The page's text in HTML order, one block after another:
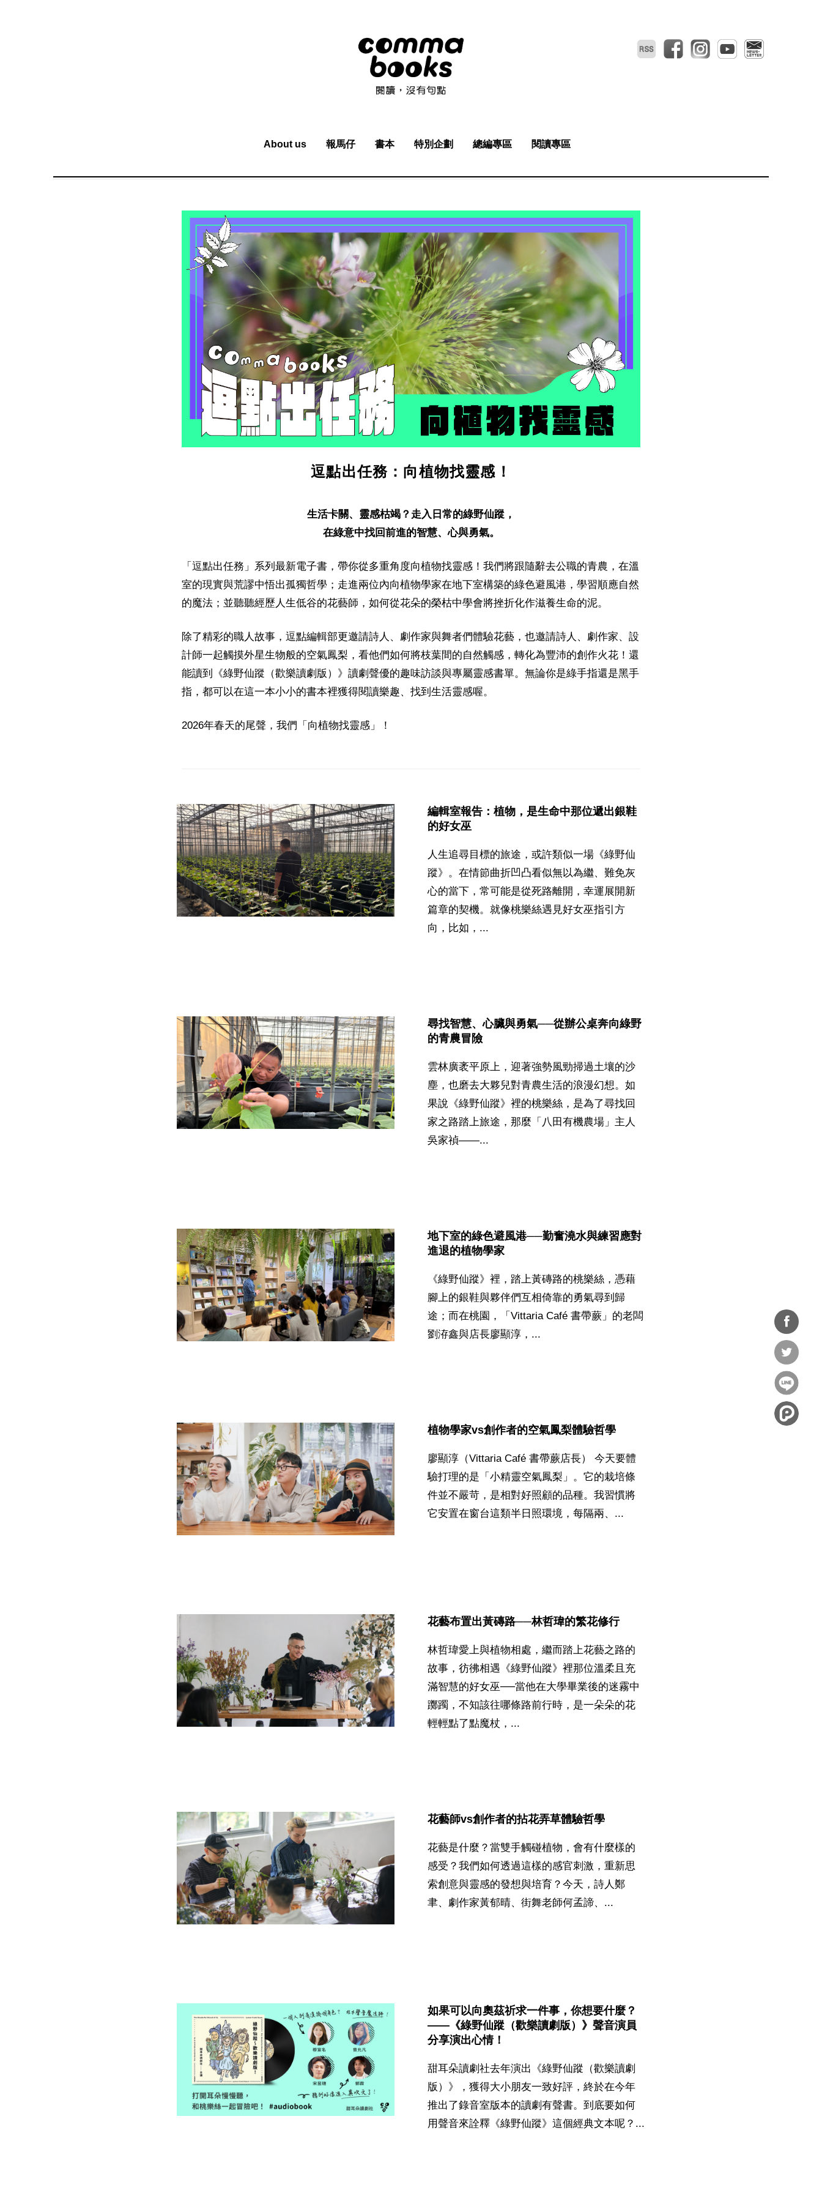
RSS facebookinstagramyoutube
About us 報馬仔 書本 特別企劃 總編專區 閱讀專區
逗點出任務：向植物找靈感！
生活卡關、靈感枯竭？走入日常的綠野仙蹤，
在綠意中找回前進的智慧、心與勇氣。
「逗點出任務」系列最新電子書，帶你從多重角度向植物找靈感！我們將跟隨辭去公職的青農，在溫
室的現實與荒謬中悟出孤獨哲學；走進兩位內向植物學家在地下室構築的綠色避風港，學習順應自然
的魔法；並聽聽經歷人生低谷的花藝師，如何從花朵的榮枯中學會將挫折化作滋養生命的泥。
除了精彩的職人故事，逗點編輯部更邀請詩人、劇作家與舞者們體驗花藝，也邀請詩人、劇作家、設
計師一起觸摸外星生物般的空氣鳳梨，看他們如何將枝葉間的自然觸感，轉化為豐沛的創作火花！還
能讀到《綠野仙蹤（歡樂讀劇版）》讀劇聲優的趣味訪談與專屬靈感書單。無論你是綠手指還是黑手
指，都可以在這一本小小的書本裡獲得閱讀樂趣、找到生活靈感喔。
2026年春天的尾聲，我們「向植物找靈感」！
分享
到
Facebook
分享
到
Twitter
編輯室報告：植物，是生命中那位遞出銀鞋
的好女巫
人生追尋目標的旅途，或許類似一場《綠野仙
蹤》。在情節曲折凹凸看似無以為繼、難免灰
心的當下，常可能是從死路離開，幸運展開新
篇章的契機。就像桃樂絲遇見好女巫指引方
向，比如，...
尋找智慧、心臟與勇氣──從辦公桌奔向綠野
的青農冒險
雲林廣袤平原上，迎著強勢風勁掃過土壤的沙
塵，也磨去大夥兒對青農生活的浪漫幻想。如
果說《綠野仙蹤》裡的桃樂絲，是為了尋找回
家之路踏上旅途，那麼「八田有機農場」主人
吳家禎——...
地下室的綠色避風港──勤奮澆水與練習應對
進退的植物學家
《綠野仙蹤》裡，踏上黃磚路的桃樂絲，憑藉
腳上的銀鞋與夥伴們互相倚靠的勇氣尋到歸
途；而在桃園，「Vittaria Café 書帶蕨」的老闆
劉洊鑫與店長廖顯淳，...
植物學家vs創作者的空氣鳳梨體驗哲學
廖顯淳（Vittaria Café 書帶蕨店長） 今天要體
驗打理的是「小精靈空氣鳳梨」。它的栽培條
件並不嚴苛，是相對好照顧的品種。我習慣將
它安置在窗台這類半日照環境，每隔兩、...
花藝布置出黃磚路──林哲瑋的繁花修行
林哲瑋愛上與植物相處，繼而踏上花藝之路的
故事，彷彿相遇《綠野仙蹤》裡那位溫柔且充
滿智慧的好女巫──當他在大學畢業後的迷霧中
躑躅，不知該往哪條路前行時，是一朵朵的花
輕輕點了點魔杖，...
花藝師vs創作者的拈花弄草體驗哲學
花藝是什麼？當雙手觸碰植物，會有什麼樣的
感受？我們如何透過這樣的感官刺激，重新思
索創意與靈感的發想與培育？今天，詩人鄭
聿、劇作家黃郁晴、街舞老師何孟諦、...
如果可以向奧茲祈求一件事，你想要什麼？
——《綠野仙蹤（歡樂讀劇版）》聲音演員
分享演出心情！
甜耳朵讀劇社去年演出《綠野仙蹤（歡樂讀劇
版）》，獲得大小朋友一致好評，終於在今年
推出了錄音室版本的讀劇有聲書。到底要如何
用聲音來詮釋《綠野仙蹤》這個經典文本呢？...